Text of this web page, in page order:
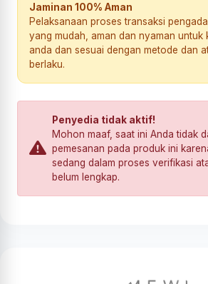
Jaminan 100% Aman
Pelaksanaan proses transaksi
yang mudah, aman dan nyaman untuk
anda dan sesuai dengan metode dan
berlaku.
Penyedia tidak aktif!
Mohon maaf, saat ini Anda tidak
pemesanan pada produk ini
sedang dalam proses verifikasi
belum lengkap.